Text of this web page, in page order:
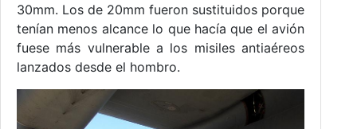
30mm. Los de 20mm fueron sustituidos porque
tenían menos alcance lo que hacía que el avión
fuese más vulnerable a los misiles antiaéreos
lanzados desde el hombro.